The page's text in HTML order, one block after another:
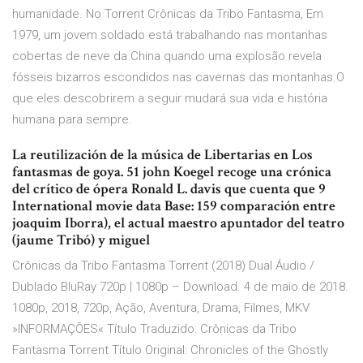
humanidade. No Torrent Crônicas da Tribo Fantasma, Em
1979, um jovem soldado está trabalhando nas montanhas
cobertas de neve da China quando uma explosão revela
fósseis bizarros escondidos nas cavernas das montanhas.O
que eles descobrirem a seguir mudará sua vida e história
humana para sempre.
La reutilización de la música de Libertarias en Los
fantasmas de goya. 51 john Koegel recoge una crónica
del crítico de ópera Ronald L. davis que cuenta que 9
International movie data Base: 159 comparación entre
joaquim Iborra), el actual maestro apuntador del teatro
(jaume Tribó) y miguel
Crônicas da Tribo Fantasma Torrent (2018) Dual Áudio /
Dublado BluRay 720p | 1080p – Download. 4 de maio de 2018.
1080p, 2018, 720p, Ação, Aventura, Drama, Filmes, MKV
»INFORMAÇÕES« Título Traduzido: Crônicas da Tribo
Fantasma Torrent Título Original: Chronicles of the Ghostly